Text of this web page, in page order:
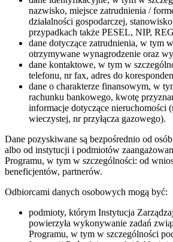
nazwisko, miejsce zatrudnienia /
działalności gospodarczej,
przypadkach także PESEL, NIP,
dane dotyczące zatrudnienia, w tym
otrzymywane wynagrodzenie oraz
dane kontaktowe, w tym w
telefonu, nr fax, adres do
dane o charakterze finansowym, w
rachunku bankowego, kwotę
informacje dotyczące nieruchomości
wieczystej, nr przyłącza gazowego).
Dane pozyskiwane są bezpośrednio od
albo od instytucji i podmiotów
Programu, w tym w szczególności: od
beneficjentów, partnerów.
Odbiorcami danych osobowych mogą być:
podmioty, którym Instytucja
powierzyła wykonywanie zadań
Programu, w tym w szczególności